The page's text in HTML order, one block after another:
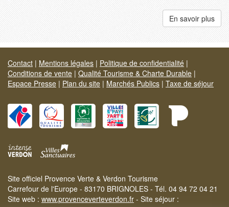
En savoir plus
Contact | Mentions légales | Politique de confidentialité |
Conditions de vente | Qualité Tourisme & Charte Durable |
Espace Presse | Plan du site | Marchés Publics | Taxe de séjour
Site officiel Provence Verte & Verdon Tourisme
Carrefour de l'Europe - 83170 BRIGNOLES - Tél. 04 94 72 04 21
Site web : www.provenceverteverdon.fr - Site séjour :